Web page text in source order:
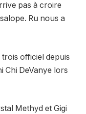
pas à croire
Ru nous a
officiel depuis
Chi DeVanye lors
Methyd et Gigi